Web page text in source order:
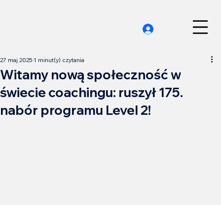
Witamy nową społeczność w
świecie coachingu: ruszył 175.
nabór programu Level 2!
27 maj 2025 1 minut(y) czytania